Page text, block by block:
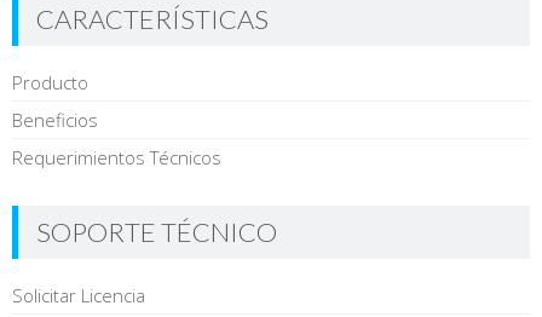
CARACTERÍSTICAS
Producto
Beneficios
Requerimientos Técnicos
SOPORTE TÉCNICO
Solicitar Licencia